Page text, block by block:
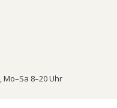
Mo–Sa 8–20 Uhr